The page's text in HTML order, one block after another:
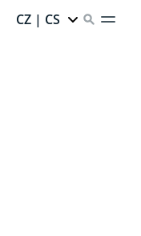
CZ | CS